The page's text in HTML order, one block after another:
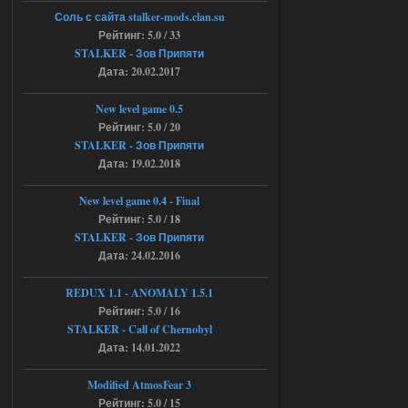
Объединенный Пак 2 + OGSR +
STCoP WP 3.4
andreyforest1993
https://rutube.ru/video/50be34
6a53045b746b6f2d80812029a
3/?r=plemwd
Ответить ➤
04.08.2026
STCoP WP 3.4
Объединенный Пак 2 + OGSR +
STCoP WP 3.4
andreyforest1993
Соль с сайта stalker-mods.clan.su
Рейтинг: 5.0 / 33
STALKER - Зов Припяти
Дата: 20.02.2017
New level game 0.5
Рейтинг: 5.0 / 20
STALKER - Зов Припяти
Дата: 19.02.2018
New level game 0.4 - Final
Рейтинг: 5.0 / 18
STALKER - Зов Припяти
Дата: 24.02.2016
REDUX 1.1​​​​​​​ - ANOMALY 1.5.1
Рейтинг: 5.0 / 16
STALKER - Call of Chernobyl
Дата: 14.01.2022
Modified AtmosFear 3
Рейтинг: 5.0 / 15